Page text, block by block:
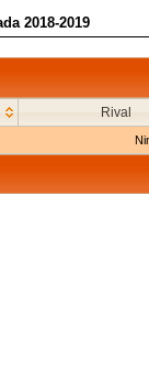
2018-2019
Rival